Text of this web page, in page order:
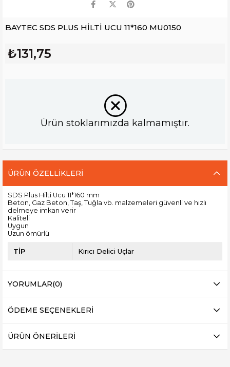
BAYTEC SDS PLUS HİLTİ UCU 11*160 MU0150
₺131,75
Ürün stoklarımızda kalmamıştır.
ÜRÜN ÖZELLIKLERI
SDS Plus Hilti Ucu 11*160 mm
Beton, Gaz Beton, Taş, Tuğla vb. malzemeleri güvenli ve hızlı
delmeye imkan verir
Kaliteli
Uygun
Uzun ömürlü
TİP Kırıcı Delici Uçlar
YORUMLAR(0)
ÖDEME SEÇENEKLERI
ÜRÜN ÖNERILERI